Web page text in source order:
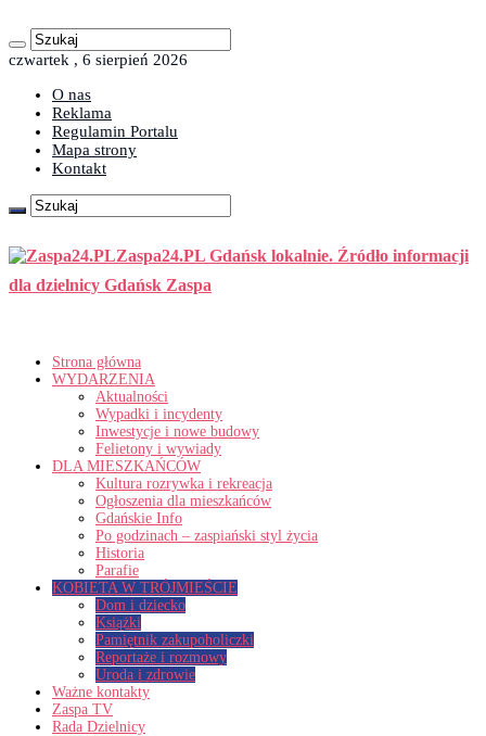
czwartek , 6 sierpień 2026
O nas
Reklama
Regulamin Portalu
Mapa strony
Kontakt
Zaspa24.PL Gdańsk lokalnie. Źródło informacji
dla dzielnicy Gdańsk Zaspa
Strona główna
WYDARZENIA
Aktualności
Wypadki i incydenty
Inwestycje i nowe budowy
Felietony i wywiady
DLA MIESZKAŃCÓW
Kultura rozrywka i rekreacja
Ogłoszenia dla mieszkańców
Gdańskie Info
Po godzinach – zaspiański styl życia
Historia
Parafie
KOBIETA W TRÓJMIEŚCIE
Dom i dziecko
Książki
Pamiętnik zakupoholiczki
Reportaże i rozmowy
Uroda i zdrowie
Ważne kontakty
Zaspa TV
Rada Dzielnicy